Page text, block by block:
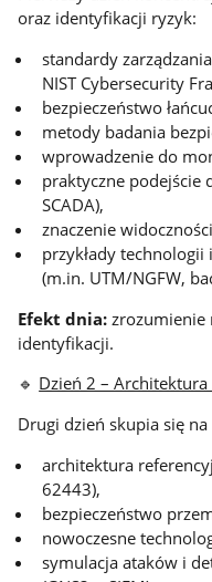
oraz identyfikacji ryzyk:
standardy
NIST Cybersecurity
bezpieczeństwo
metody badania
wprowadzenie do
praktyczne podejście
SCADA),
znaczenie
przykłady
(m.in. UTM/NGFW,
Efekt dnia: zrozumienie
identyfikacji.
🔹 Dzień 2 –
Drugi dzień skupia się
architektura
62443),
bezpieczeństwo
nowoczesne
symulacja ataków i